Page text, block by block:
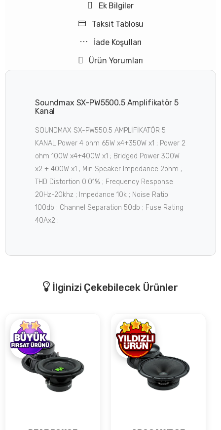
Ek Bilgiler
Taksit Tablosu
İade Koşulları
Ürün Yorumları
Soundmax SX-PW5500.5 Amplifikatör 5
Kanal
SOUNDMAX SX-PW550.5 AMPLİFİKATÖR 5
KANAL Power 4 ohm 65W x4+350W x1 ; Power 2
ohm 100W x4+400W x1 ; Bridged Power 300W
x2 + 400W x1 ; Min Speaker Impedance 2ohm ;
THD Distortion 0.01% ; Frequency Response
20Hz-20khz ; Impedance 10k ; Noise Ratio
100db ; Channel Separation 50db ; Fuse Rating
40Ax2 ;
İlginizi Çekebilecek Ürünler